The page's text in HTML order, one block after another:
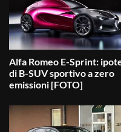
Alfa Romeo E-Sprint:
di B-SUV sportivo a zero
emissioni [FOTO]